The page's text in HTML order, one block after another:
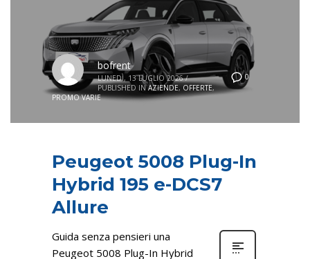
0
bofrent
LUNEDÌ, 13 LUGLIO 2026 /
PUBLISHED IN AZIENDE, OFFERTE,
PROMO VARIE
Peugeot 5008 Plug-In
Hybrid 195 e-DCS7
Allure
Guida senza pensieri una
Peugeot 5008 Plug-In Hybrid